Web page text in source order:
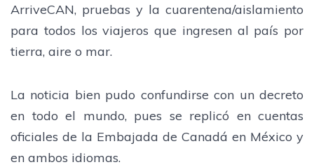
ArriveCAN, pruebas y la cuarentena/aislamiento
para todos los viajeros que ingresen al país por
tierra, aire o mar.
La noticia bien pudo confundirse con un decreto
en todo el mundo, pues se replicó en cuentas
oficiales de la Embajada de Canadá en México y
en ambos idiomas.